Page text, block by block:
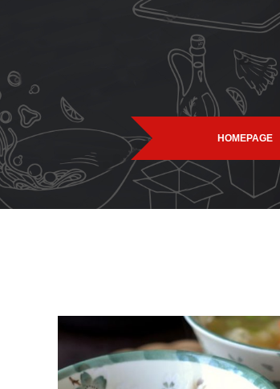
HOMEPAGE